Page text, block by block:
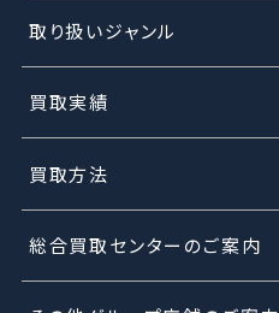
取り扱いジャンル
買取実績
買取方法
総合買取センターのご案内